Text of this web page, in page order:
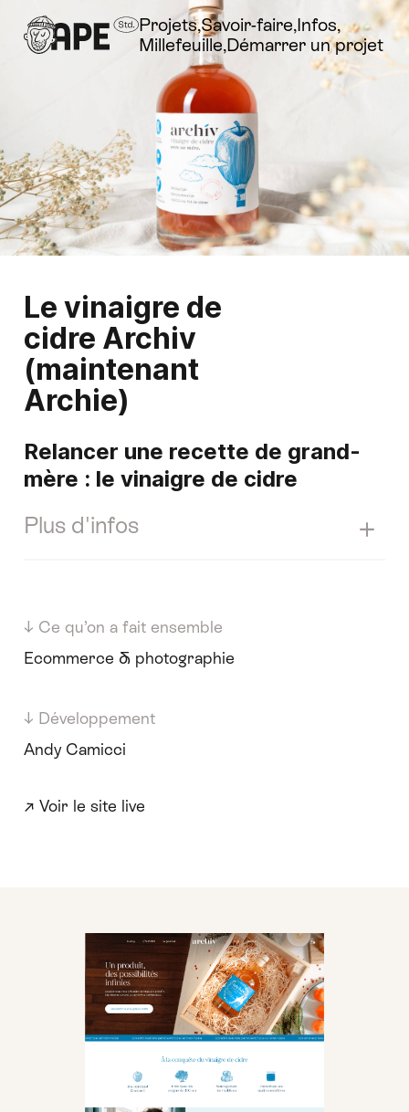
Projets Savoir-faire Infos
Millefeuille Démarrer un projet
Le vinaigre de
cidre Archiv
(maintenant
Archie)
Relancer une recette de grand-
mère : le vinaigre de cidre
↓ Ce qu’on a fait ensemble
Ecommerce & photographie
↓ Développement
Andy Camicci
↗ Voir le site live
Plus d'infos
Cette recette naturelle est
encensée par Marina Lemaire et
possibilités d'utilisation sont aussi
nombreuses que les bienfaits.
Ensemble, nous avons développé